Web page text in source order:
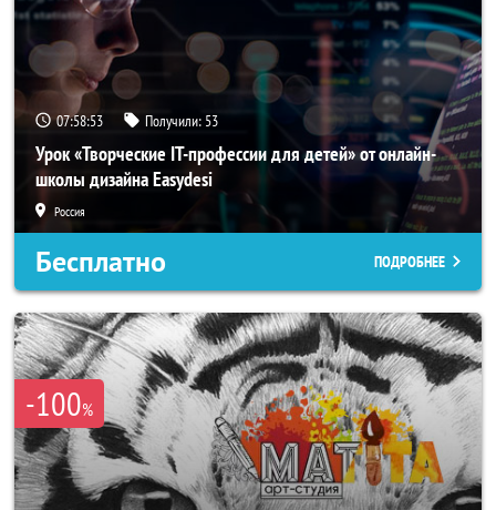
07:58:50 Получили: 53
Урок «Творческие IT-профессии для детей» от онлайн-
школы дизайна Easydesi
Россия
Бесплатно ПОДРОБНЕЕ
-100%